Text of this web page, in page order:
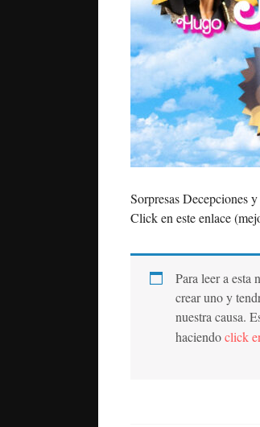
Sorpresas Decepciones
Click en este enlace
Para leer a esta
crear uno y
nuestra causa.
haciendoclick